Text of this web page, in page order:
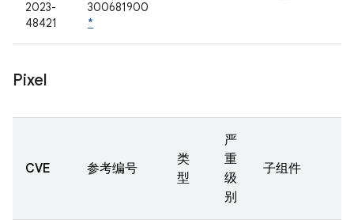
2023-
48421
300681900
*
Pixel
CVE 参考编号
类
型
严
重
级
别
子组件